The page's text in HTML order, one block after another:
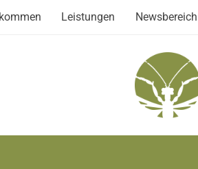
Leistungen Newsbereich